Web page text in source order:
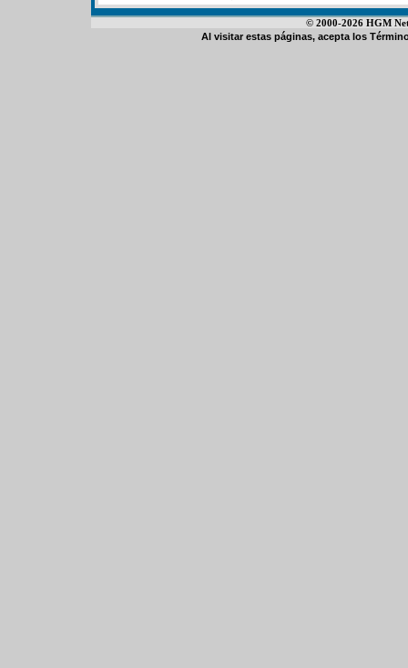
© 2000-2026 HGM
Al visitar estas páginas, acepta los